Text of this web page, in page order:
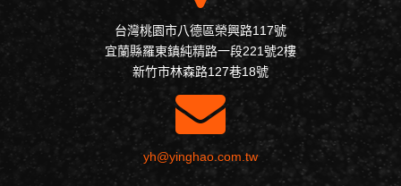
台灣桃園市八德區榮興路117號
宜蘭縣羅東鎮純精路一段221號2樓
新竹市林森路127巷18號
yh@yinghao.com.tw